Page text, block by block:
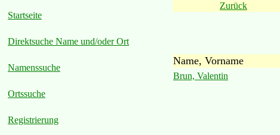
Startseite
Direktsuche Name und/oder Ort
Namenssuche
Ortssuche
Registrierung
Zurück
Name, Vorname
Brun, Valentin